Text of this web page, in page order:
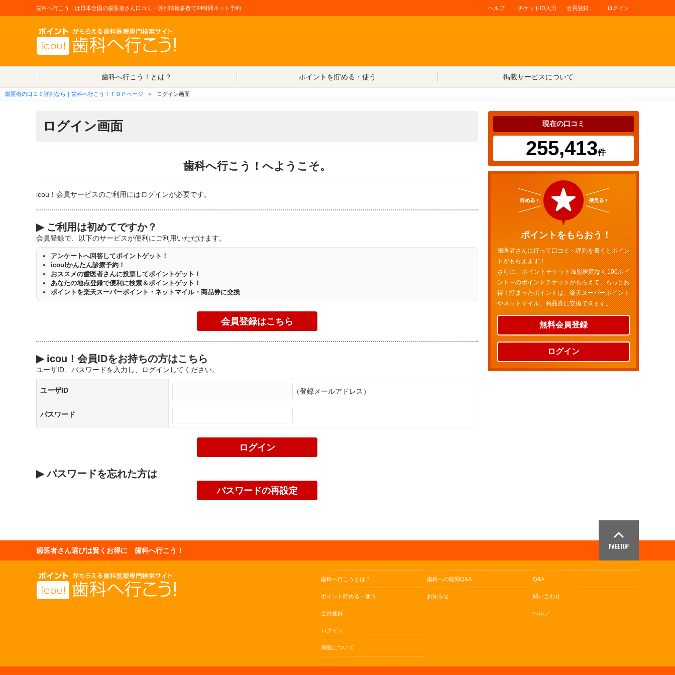
歯科へ行こう！は日本全国の歯医者さん口コミ・評判情報多数で24時間ネット予約 ヘルプ チケットID入力 会員登録 ログイン
歯科へ行こう！とは？
ポイントを貯める・使う 掲載サービスについて
歯医者の口コミ評判なら｜歯科へ行こう！ＴＯＰページ ＞ ログイン画面
ログイン画面
歯科へ行こう！へようこそ。
icou！会員サービスのご利用にはログインが必要です。
▶ ご利用は初めてですか？
会員登録で、以下のサービスが便利にご利用いただけます。
アンケートへ回答してポイントゲット！
icou!かんたん診療予約！
おススメの歯医者さんに投票してポイントゲット！
あなたの地点登録で便利に検索＆ポイントゲット！
ポイントを楽天スーパーポイント・ネットマイル・商品券に交換
▶ icou！会員IDをお持ちの方はこちら
ユーザID、パスワードを入力し、ログインしてください。
ユーザID （登録メールアドレス）
パスワード
▶ パスワードを忘れた方は
現在の口コミ
255,413件
ポイントをもらおう！
歯医者さんに行って口コミ・評判を書くとポイン
トがもらえます！
さらに、ポイントチケット加盟医院なら100ポイ
ント～のポイントチケットがもらえて、もっとお
得！貯まったポイントは、楽天スーパーポイント
やネットマイル、商品券に交換できます。
無料会員登録
ログイン
歯医者さん選びは賢くお得に 歯科へ行こう！
歯科へ行こうとは？
ポイント貯める・使う
会員登録
ログイン
掲載について
歯科への疑問Q&A
お知らせ
Q&A
問い合わせ
ヘルプ